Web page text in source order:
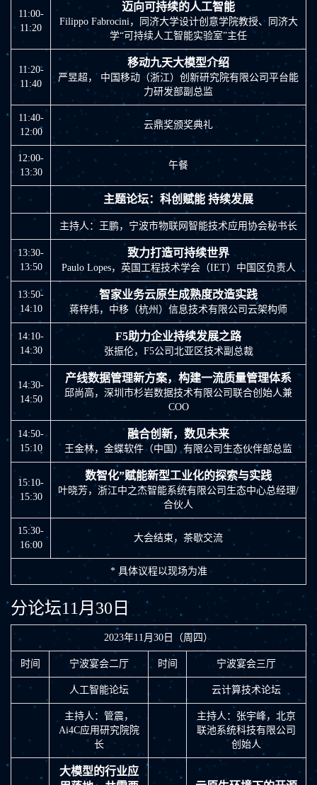
11:00-
11:20
迈向可持续的人工智能
Filippo Fabrocini，同济大学设计创意学院教授、同济大
学“可持续人工智能实验室”主任
11:20-
11:40
移动九天大模型介绍
严昱超， 中国移动（浙江）创新研究院有限公司平台能
力研发部副总监
11:40-
12:00
云鼎奖颁奖典礼
12:00-
13:30
午餐
主题论坛：科创赋能 持续发展
主持人：王鹏，宁波市物联网智能技术应用协会秘书长
13:30-
13:50
致力打造可持续世界
Paulo Lopes，英国工程技术学会（IET）中国区负责人
13:50-
14:10
智家业务云原生成熟度改造实践
蒋梓炜，中移（杭州）信息技术有限公司云架构师
14:10-
14:30
F5助力企业持续发展之路
张振伦，F5公司北亚区技术副总裁
14:30-
14:50
产线数据管理新方案，构建一流质量管理体系
邱尚高，深圳市杉岩数据技术有限公司联合创始人兼
COO
14:50-
15:10
融合创新，数见未来
王金林，金蝶软件（中国）有限公司生态伙伴部总监
15:10-
15:30
数智化”赋能新型工业化的探索与实践
叶晓芳，浙江中之杰智能系统有限公司生态中心总经理/
合伙人
15:30-
16:00
大会结束，茶歇交流
* 具体议程以现场为准
分论坛11月30日
2023年11月30日（周四）
时间 宁波宴会二厅 时间 宁波宴会三厅
人工智能论坛 云计算技术论坛
主持人：管震，
Ai4C应用研究院院
长
主持人：张宇峰，北京
联池系统科技有限公司
创始人
大模型的行业应